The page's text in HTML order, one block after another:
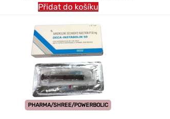
Přidat do košíku
PHARMA/SHREE/POWERBOLIC